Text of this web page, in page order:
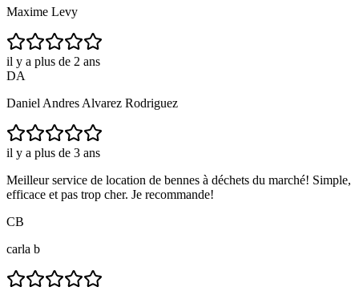
Maxime Levy
il y a plus de 2 ans
DA
Daniel Andres Alvarez Rodriguez
il y a plus de 3 ans
Meilleur service de location de bennes à déchets du marché! Simple,
efficace et pas trop cher. Je recommande!
CB
carla b